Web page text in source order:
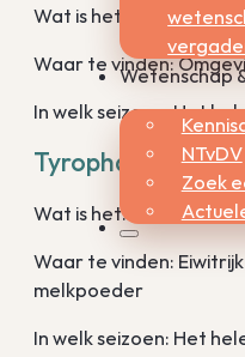
Wetenschap
NTvDV
Zoek
Wat is het:
Waar te vinden:
In welk seizoen: Het
Tyrophagus
Wat is het: Mijt
Waar te vinden:
melkpoeder
In welk seizoen: Het